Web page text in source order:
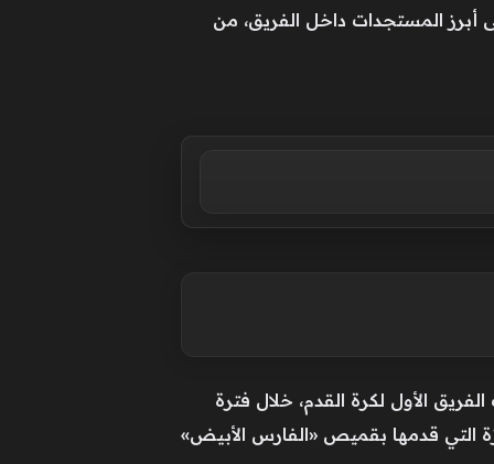
أبرز المستجدات داخل الفريق، من
بيزيرا، لاعب الفريق الأول لكرة القدم، خلال فترة
التي قدمها بقميص «الفارس الأبيض»